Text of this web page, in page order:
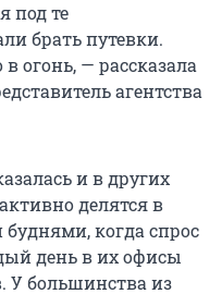
под те
брать путевки.
огонь, — рассказала
агентства
и в других
делятся в
когда спрос
день в их офисы
У большинства из